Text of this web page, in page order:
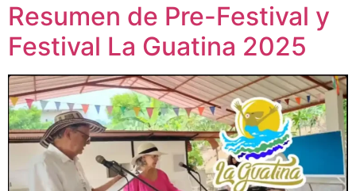
Resumen de Pre-Festival y
Festival La Guatina 2025